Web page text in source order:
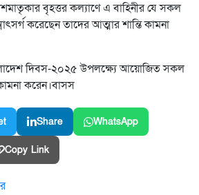
বৃহত্তর কল্যাণে এ বাহিনীর যে সকল
করেছেন তাদের আত্মার শান্তি কামনা
দিবস-২০২৫ উপলক্ষ্যে আয়োজিত সকল
করেন।বাসস
Share WhatsApp
Copy Link